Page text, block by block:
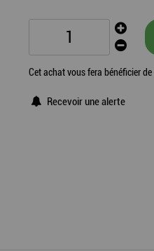
Cet achat vous fera bénéficier de
Recevoir une alerte